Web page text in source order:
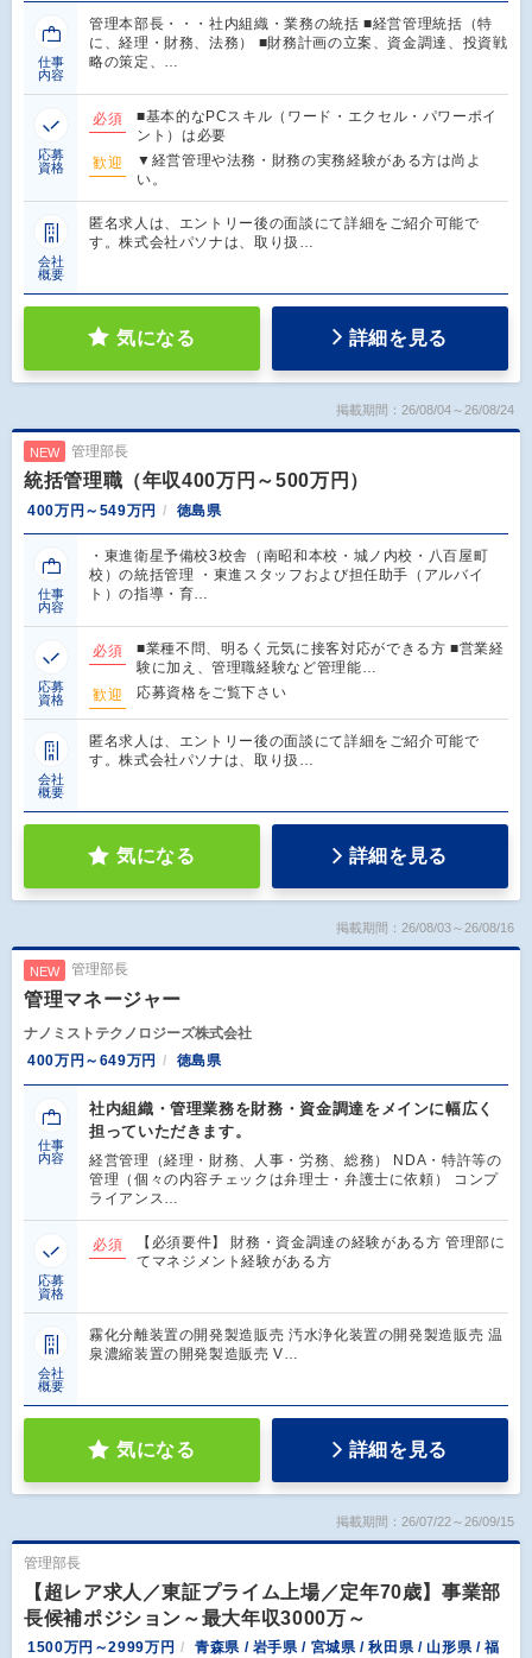
仕事
内容
管理本部長・・・社内組織・業務の統括 ■経営管理統括（特
に、経理・財務、法務） ■財務計画の立案、資金調達、投資戦
略の策定、…
応募
資格
必須
■基本的なPCスキル（ワード・エクセル・パワーポイ
ント）は必要
歓迎
▼経営管理や法務・財務の実務経験がある方は尚よ
い。
会社
概要
匿名求人は、エントリー後の面談にて詳細をご紹介可能で
す。株式会社パソナは、取り扱…
気になる 詳細を見る
掲載期間：26/08/04～26/08/24
NEW 管理部長
統括管理職（年収400万円～500万円）
400万円～549万円 徳島県
仕事
内容
・東進衛星予備校3校舎（南昭和本校・城ノ内校・八百屋町
校）の統括管理 ・東進スタッフおよび担任助手（アルバイ
ト）の指導・育…
応募
資格
必須
■業種不問、明るく元気に接客対応ができる方 ■営業経
験に加え、管理職経験など管理能…
歓迎
応募資格をご覧下さい
会社
概要
匿名求人は、エントリー後の面談にて詳細をご紹介可能で
す。株式会社パソナは、取り扱…
気になる 詳細を見る
掲載期間：26/08/03～26/08/16
NEW 管理部長
管理マネージャー
ナノミストテクノロジーズ株式会社
400万円～649万円
徳島県
仕事
内容
社内組織・管理業務を財務・資金調達をメインに幅広く
担っていただきます。
経営管理（経理・財務、人事・労務、総務） NDA・特許等の
管理（個々の内容チェックは弁理士・弁護士に依頼） コンプ
ライアンス…
応募
資格
必須
【必須要件】 財務・資金調達の経験がある方 管理部に
てマネジメント経験がある方
会社
概要
霧化分離装置の開発製造販売 汚水浄化装置の開発製造販売 温
泉濃縮装置の開発製造販売 V…
気になる 詳細を見る
掲載期間：26/07/22～26/09/15
管理部長
【超レア求人／東証プライム上場／定年70歳】事業部
長候補ポジション～最大年収3000万～
1500万円～2999万円
青森県 / 岩手県 / 宮城県 / 秋田県 / 山形県 / 福